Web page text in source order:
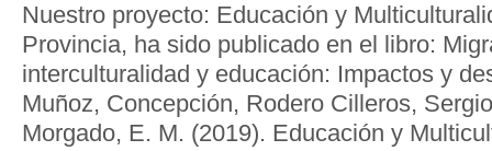
Nuestro proyecto: Educación y
Provincia, ha sido publicado en el libro:
interculturalidad y educación: Impactos y
Muñoz, Concepción, Rodero Cilleros,
Morgado, E. M. (2019). Educación y